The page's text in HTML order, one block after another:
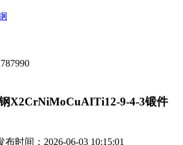
X2CrNiMoCuAITi12-9-4-3锻件
布时间：2026-06-03 10:15:01